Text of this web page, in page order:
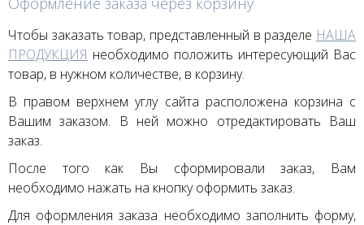
Чтобы заказать товар, представленный в разделе НАША
ПРОДУКЦИЯ необходимо положить интересующий Вас
товар, в нужном количестве, в корзину.
В правом верхнем углу сайта расположена корзина с
Вашим заказом. В ней можно отредактировать Ваш
заказ.
После того как Вы сформировали заказ, Вам
необходимо нажать на кнопку оформить заказ.
Для оформления заказа необходимо заполнить форму,